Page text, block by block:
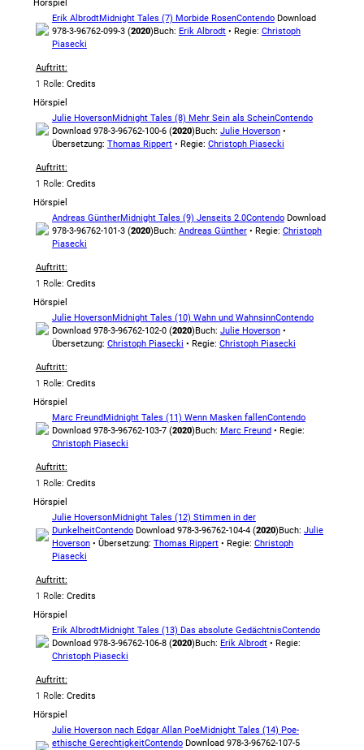
Hörspiel
Erik AlbrodtMidnight Tales (7) Morbide RosenContendoDownload
978-3-96762-099-3 (2020)Buch: Erik Albrodt• Regie: Christoph
Piasecki
Auftritt:
1 Rolle: Credits
Hörspiel
Julie HoversonMidnight Tales (8) Mehr Sein als ScheinContendo
Download 978-3-96762-100-6 (2020)Buch: Julie Hoverson•
Übersetzung: Thomas Rippert• Regie: Christoph Piasecki
Auftritt:
1 Rolle: Credits
Hörspiel
Andreas GüntherMidnight Tales (9) Jenseits 2.0ContendoDownload
978-3-96762-101-3 (2020)Buch: Andreas Günther• Regie: Christoph
Piasecki
Auftritt:
1 Rolle: Credits
Hörspiel
Julie HoversonMidnight Tales (10) Wahn und WahnsinnContendo
Download 978-3-96762-102-0 (2020)Buch: Julie Hoverson•
Übersetzung: Christoph Piasecki • Regie: Christoph Piasecki
Auftritt:
1 Rolle: Credits
Hörspiel
Marc FreundMidnight Tales (11) Wenn Masken fallenContendo
Download 978-3-96762-103-7 (2020)Buch: Marc Freund• Regie:
Christoph Piasecki
Auftritt:
1 Rolle: Credits
Hörspiel
Julie HoversonMidnight Tales (12) Stimmen in der
DunkelheitContendoDownload 978-3-96762-104-4 (2020)Buch: Julie
Hoverson• Übersetzung: Thomas Rippert• Regie: Christoph
Piasecki
Auftritt:
1 Rolle: Credits
Hörspiel
Erik AlbrodtMidnight Tales (13) Das absolute GedächtnisContendo
Download 978-3-96762-106-8 (2020)Buch: Erik Albrodt• Regie:
Christoph Piasecki
Auftritt:
1 Rolle: Credits
Hörspiel
Julie Hoverson nach Edgar Allan PoeMidnight Tales (14) Poe-
ethische GerechtigkeitContendoDownload 978-3-96762-107-5